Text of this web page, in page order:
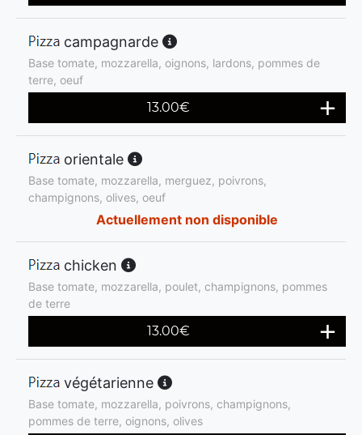
campagnarde
Base tomate, mozzarella, oignons, lardons, pommes de
terre, oeuf
13.00€
orientale
Base tomate, mozzarella, merguez, poivrons,
champignons, olives, oeuf
Actuellement non disponible
chicken
Base tomate, mozzarella, poulet, champignons, pommes
de terre
13.00€
végétarienne
Base tomate, mozzarella, poivrons, champignons,
pommes de terre, oignons, olives